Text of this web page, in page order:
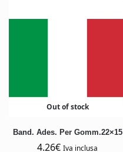
Out of stock
Band. Ades. Per Gomm.22×15
4.26€ Iva inclusa